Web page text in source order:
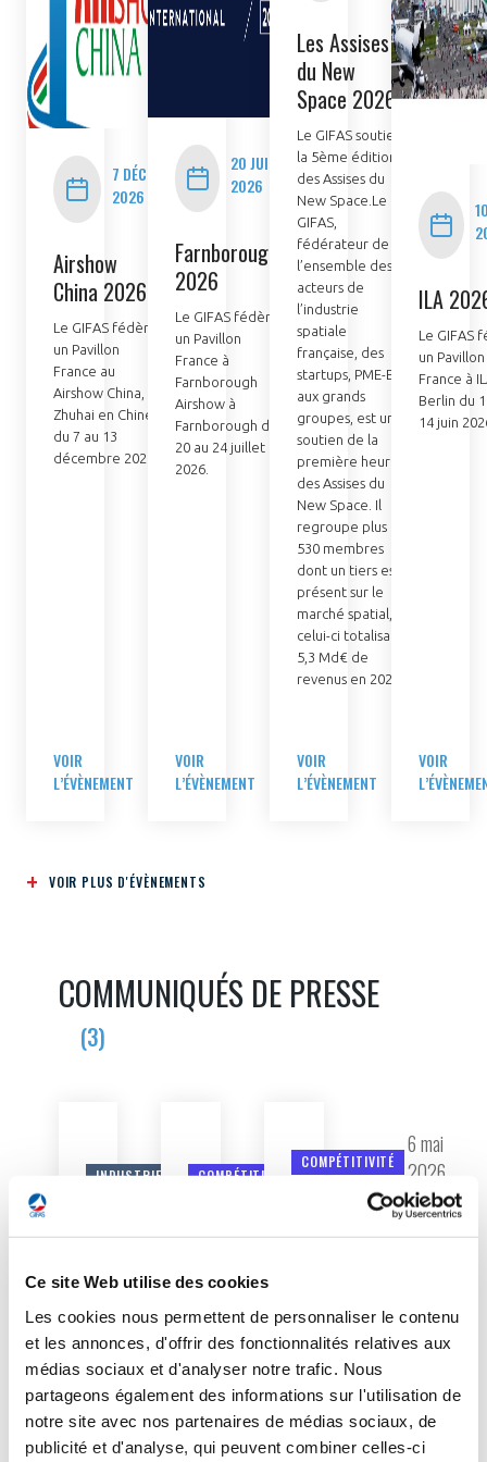
Ce site Web utilise des cookies
Les cookies nous permettent de personnaliser le contenu
et les annonces, d'offrir des fonctionnalités relatives aux
médias sociaux et d'analyser notre trafic. Nous
partageons également des informations sur l'utilisation de
notre site avec nos partenaires de médias sociaux, de
publicité et d'analyse, qui peuvent combiner celles-ci
est une priorité
Défense et
Spatiaux (GEADS),
qui rassemble des
ETI et startups
toujours plus
nombreuses. Alain
Dulac, président
directeur général
de Factem, succède
à Clémentine Gallet
comme président
du Comité Aéro-
PME.
7 DÉC.
2026
Airshow
China 2026
Le GIFAS fédère
un Pavillon
France au
Airshow China, à
Zhuhai en Chine,
du 7 au 13
décembre 2026.
VOIR
L’ÉVÈNEMENT
20 JUIL.
2026
Farnborough
2026
Le GIFAS fédère
un Pavillon
France à
Farnborough
Airshow à
Farnborough du
20 au 24 juillet
2026.
VOIR
L’ÉVÈNEMENT
Les Assises
du New
Space 2026
Le GIFAS soutient
la 5ème édition
des Assises du
New Space.Le
GIFAS,
fédérateur de
l’ensemble des
acteurs de
l’industrie
spatiale
française, des
startups, PME-ETI
aux grands
groupes, est un
soutien de la
première heure
des Assises du
New Space. Il
regroupe plus de
530 membres
dont un tiers est
présent sur le
marché spatial,
celui-ci totalisant
5,3 Md€ de
revenus en 2025.
VOIR
L’ÉVÈNEMENT
ILA
Le GIFAS
un Pavillon
France à
Berlin du
14 juin
VOIR
VOIR PLUS D'ÉVÈNEMENTS
COMMUNIQUÉS DE PRESSE
(3)
INDUSTRIE
juil.
aéronautique
et spatiale se
mobilise pour
la cyber-
résilience de
ses PME et ETI
COMPÉTITIVITÉ
16
juil.
Générale du GIFAS
: poursuite de la
dynamique
d'adhésion et
nouveau président
pour le Comité
COMPÉTITIVITÉ
6 mai
2026
Résultats 2025 :
spatiale solide qui
maintient son cap
vers l’avenir
Paris, 6 mai 2026 –
Portée par la croissance
du trafic aérien, la